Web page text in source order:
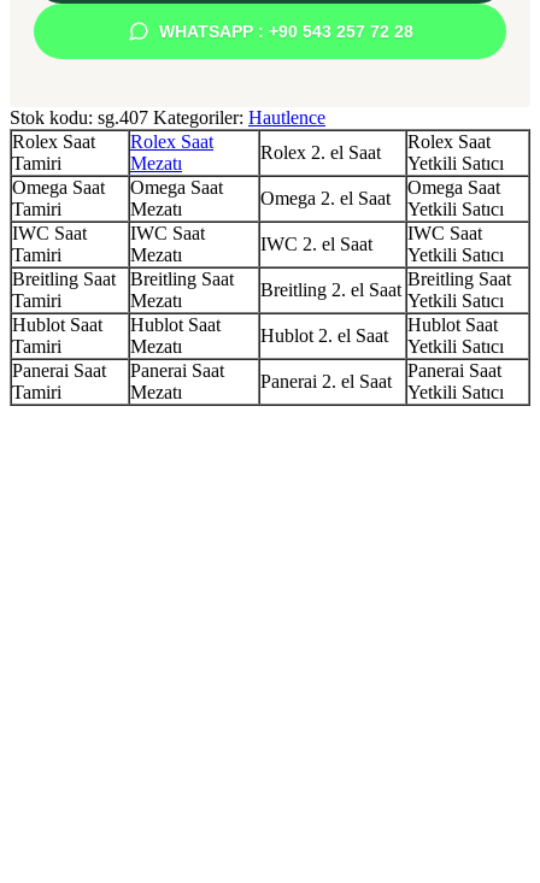
WHATSAPP : +90 543 257 72 28
Stok kodu: sg.407 Kategoriler: Hautlence
Rolex Saat
Tamiri
Rolex Saat
Mezatı
Rolex 2. el Saat
Rolex Saat
Yetkili Satıcı
Omega Saat
Tamiri
Omega Saat
Mezatı
Omega 2. el Saat
Omega Saat
Yetkili Satıcı
IWC Saat
Tamiri
IWC Saat
Mezatı
IWC 2. el Saat
IWC Saat
Yetkili Satıcı
Breitling Saat
Tamiri
Breitling Saat
Mezatı
Breitling 2. el Saat
Breitling Saat
Yetkili Satıcı
Hublot Saat
Tamiri
Hublot Saat
Mezatı
Hublot 2. el Saat
Hublot Saat
Yetkili Satıcı
Panerai Saat
Tamiri
Panerai Saat
Mezatı
Panerai 2. el Saat
Panerai Saat
Yetkili Satıcı